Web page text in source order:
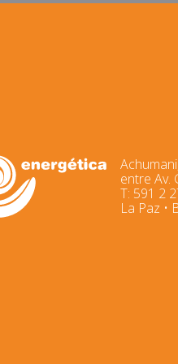
entre Av.
T: 591 2
La Paz •